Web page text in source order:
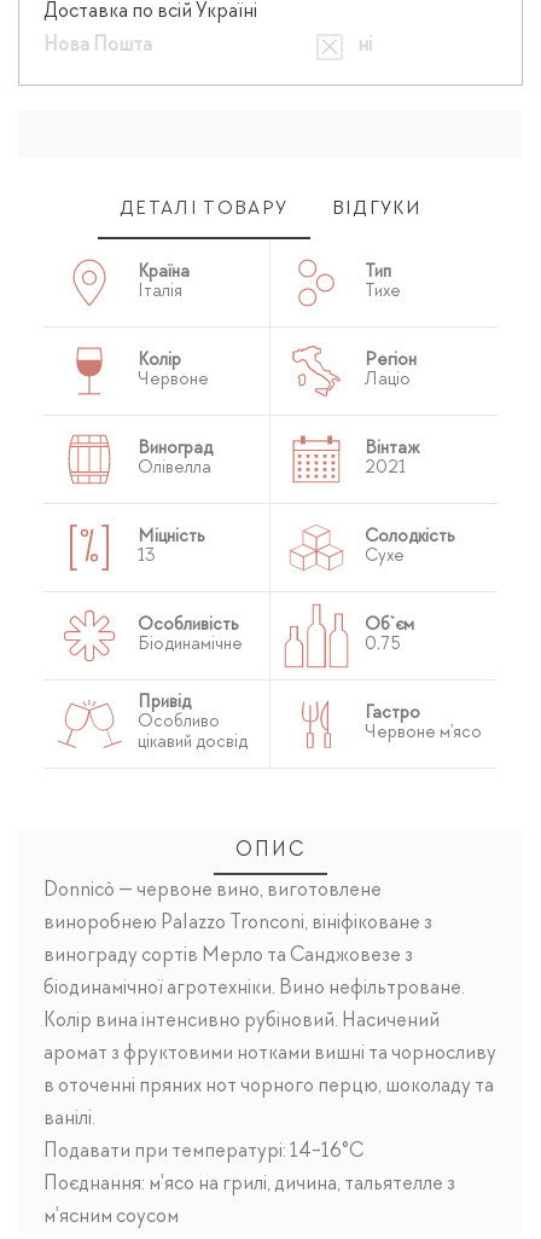
Доставка по всій Україні
Нова Пошта
ні
ДЕТАЛІ ТОВАРУ ВІДГУКИ
Країна
Італія
Тип
Тихе
Колір
Червоне
Регіон
Лаціо
Виноград
Олівелла
Вінтаж
2021
Міцність
13
Солодкість
Сухе
Особливість
Біодинамічне
Об`єм
0,75
Привід
Особливо
цікавий досвід
Гастро
Червоне м'ясо
ОПИС
Donnicò — червоне вино, виготовлене
виноробнею Palazzo Tronconi, вініфіковане з
винограду сортів Мерло та Санджовезе з
біодинамічної агротехніки. Вино нефільтроване.
Колір вина інтенсивно рубіновий. Насичений
аромат з фруктовими нотками вишні та чорносливу
в оточенні пряних нот чорного перцю, шоколаду та
ванілі.
Подавати при температурі: 14-16°C
Поєднання: м'ясо на грилі, дичина, тальятелле з
м'ясним соусом